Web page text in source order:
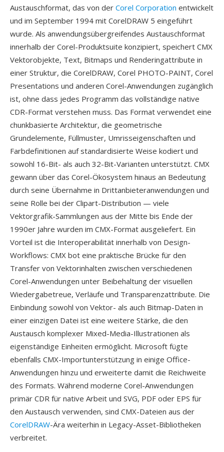
Austauschformat, das von der Corel Corporation entwickelt
und im September 1994 mit CorelDRAW 5 eingeführt
wurde. Als anwendungsübergreifendes Austauschformat
innerhalb der Corel-Produktsuite konzipiert, speichert CMX
Vektorobjekte, Text, Bitmaps und Renderingattribute in
einer Struktur, die CorelDRAW, Corel PHOTO-PAINT, Corel
Presentations und anderen Corel-Anwendungen zugänglich
ist, ohne dass jedes Programm das vollständige native
CDR-Format verstehen muss. Das Format verwendet eine
chunkbasierte Architektur, die geometrische
Grundelemente, Füllmuster, Umrisseigenschaften und
Farbdefinitionen auf standardisierte Weise kodiert und
sowohl 16-Bit- als auch 32-Bit-Varianten unterstützt. CMX
gewann über das Corel-Ökosystem hinaus an Bedeutung
durch seine Übernahme in Drittanbieteranwendungen und
seine Rolle bei der Clipart-Distribution — viele
Vektorgrafik-Sammlungen aus der Mitte bis Ende der
1990er Jahre wurden im CMX-Format ausgeliefert. Ein
Vorteil ist die Interoperabilität innerhalb von Design-
Workflows: CMX bot eine praktische Brücke für den
Transfer von Vektorinhalten zwischen verschiedenen
Corel-Anwendungen unter Beibehaltung der visuellen
Wiedergabetreue, Verläufe und Transparenzattribute. Die
Einbindung sowohl von Vektor- als auch Bitmap-Daten in
einer einzigen Datei ist eine weitere Stärke, die den
Austausch komplexer Mixed-Media-Illustrationen als
eigenständige Einheiten ermöglicht. Microsoft fügte
ebenfalls CMX-Importunterstützung in einige Office-
Anwendungen hinzu und erweiterte damit die Reichweite
des Formats. Während moderne Corel-Anwendungen
primär CDR für native Arbeit und SVG, PDF oder EPS für
den Austausch verwenden, sind CMX-Dateien aus der
CorelDRAW-Ära weiterhin in Legacy-Asset-Bibliotheken
verbreitet.